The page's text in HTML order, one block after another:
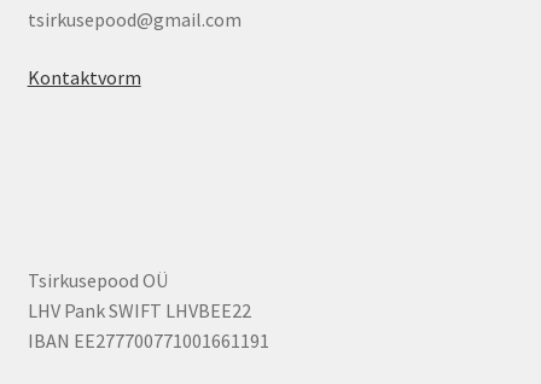
tsirkusepood@gmail.com
Kontaktvorm
Tsirkusepood OÜ
LHV Pank SWIFT LHVBEE22
IBAN EE277700771001661191